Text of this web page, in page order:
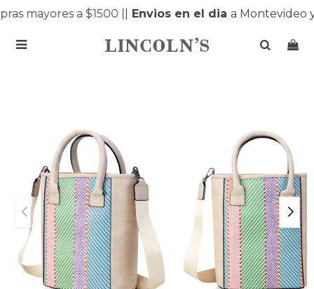
mayores a $1500 || Envios en el diaa Montevideo y
